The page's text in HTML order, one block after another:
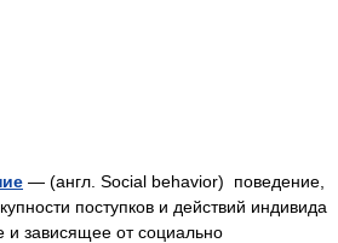
— (англ. Social behavior) поведение,
поступков и действий индивида
и зависящее от социально